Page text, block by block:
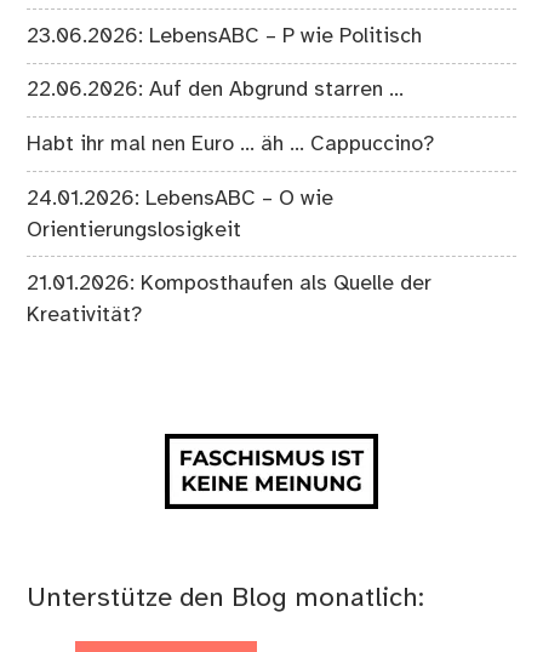
23.06.2026: LebensABC – P wie Politisch
22.06.2026: Auf den Abgrund starren …
Habt ihr mal nen Euro … äh … Cappuccino?
24.01.2026: LebensABC – O wie
Orientierungslosigkeit
21.01.2026: Komposthaufen als Quelle der
Kreativität?
Unterstütze den Blog monatlich: